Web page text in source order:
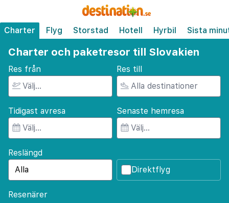
Charter Flyg Storstad Hotell Hyrbil Sista
Charter och paketresor till Slovakien
Res från Res till
Tidigast avresa Senaste hemresa
Reslängd
Direktflyg
Resenärer